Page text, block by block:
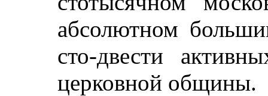
абсолютном
сто-двести
церковной общины.